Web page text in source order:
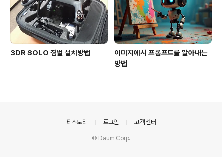
3DR SOLO 짐벌 설치방법
이미지에서 프롬프트를 알아내는
방법
티스토리 로그인 고객센터
© Daum Corp.